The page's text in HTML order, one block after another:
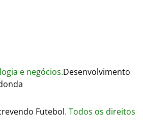
e negócios.Desenvolvimento
Futebol. Todos os direitos